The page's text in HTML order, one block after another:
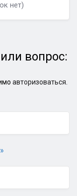
нет)
вопрос:
авторизоваться.